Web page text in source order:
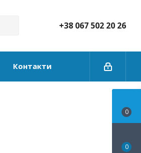
+38 067 502 20 26
Контакти
0
0